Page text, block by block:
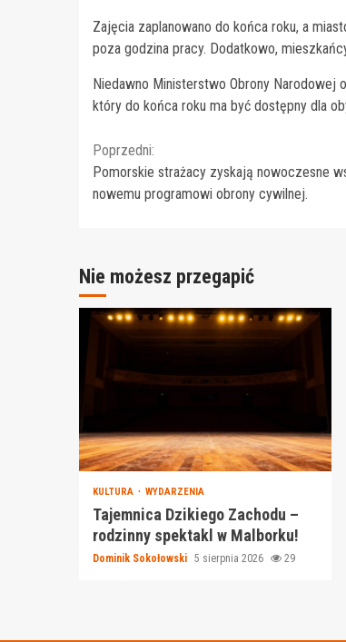
Zajęcia zaplanowano do końca roku, a
poza godzina pracy. Dodatkowo,
Niedawno Ministerstwo Obrony
który do końca roku ma być dostępny dla
Continue
Reading
Poprzedni:
Pomorskie strażacy zyskają nowoczesne
nowemu programowi obrony cywilnej.
Nie możesz przegapić
KULTURA WYDARZENIA
Tajemnica Dzikiego Zachodu –
rodzinny spektakl w Malborku!
Dominik Sokołowski 5 sierpnia 2026 29